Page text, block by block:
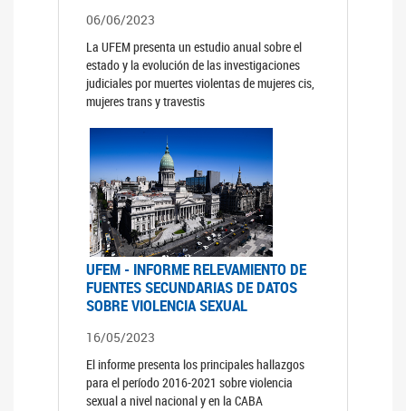
06/06/2023
La UFEM presenta un estudio anual sobre el
estado y la evolución de las investigaciones
judiciales por muertes violentas de mujeres cis,
mujeres trans y travestis
UFEM - INFORME RELEVAMIENTO DE
FUENTES SECUNDARIAS DE DATOS
SOBRE VIOLENCIA SEXUAL
16/05/2023
El informe presenta los principales hallazgos
para el período 2016-2021 sobre violencia
sexual a nivel nacional y en la CABA